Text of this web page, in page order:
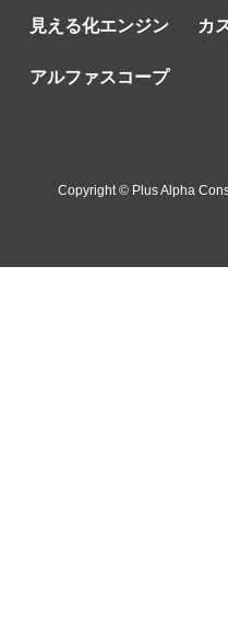
見える化エンジン カ
アルファスコープ
Copyright © Plus Alpha